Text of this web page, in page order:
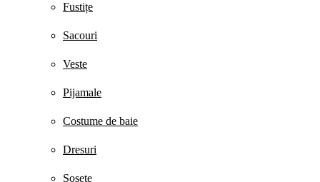
Fustițe
Sacouri
Veste
Pijamale
Costume de baie
Dresuri
Șosete